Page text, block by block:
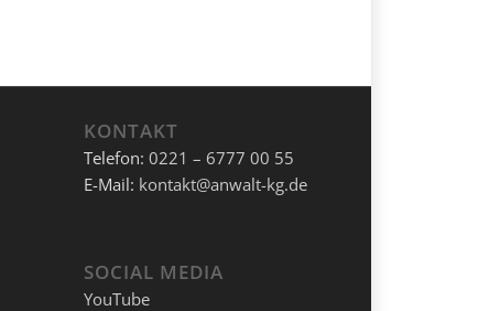
KONTAKT
Telefon: 0221 – 6777 00 55
E-Mail: kontakt@anwalt-kg.de
SOCIAL MEDIA
YouTube